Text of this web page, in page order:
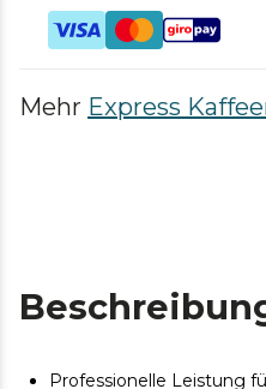
Mehr Express
Professionelle Leistung